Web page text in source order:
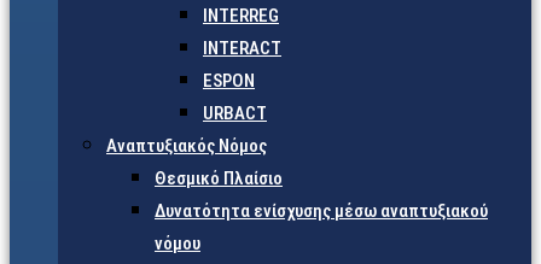
INTERREG
INTERACT
ESPON
URBACT
Αναπτυξιακός Νόμος
Θεσμικό Πλαίσιο
Δυνατότητα ενίσχυσης μέσω αναπτυξιακού
νόμου